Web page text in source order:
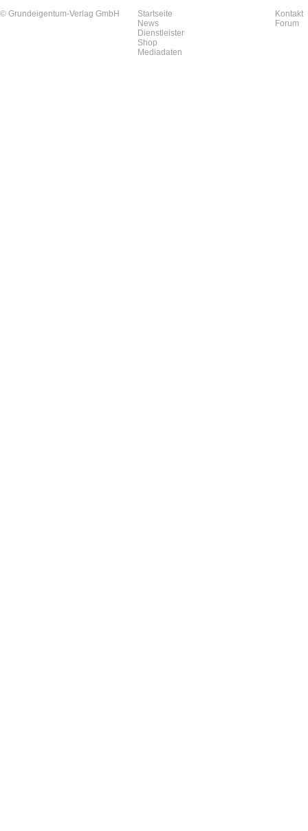
© Grundeigentum-Verlag GmbH
Startseite
News
Dienstleister
Shop
Mediadaten
Kontakt
Forum